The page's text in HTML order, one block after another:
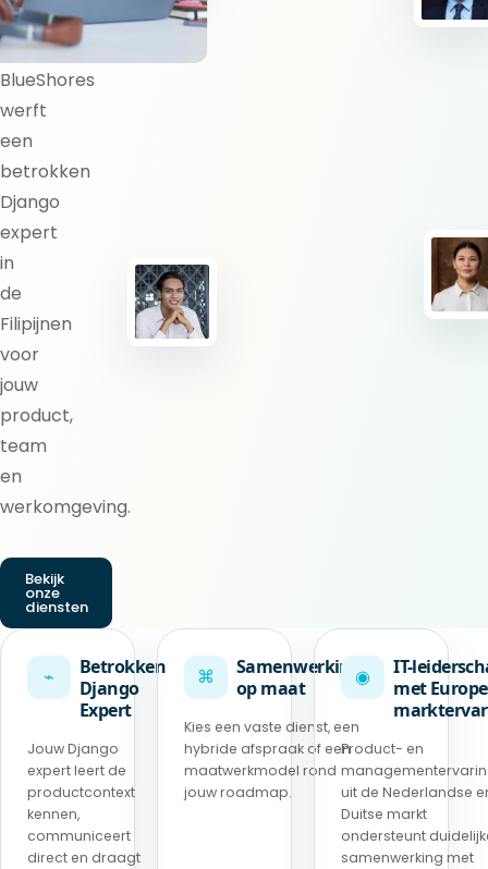
expert?
BlueShores
werft
een
betrokken
Django
expert
in
de
Filipijnen
voor
jouw
product,
team
en
werkomgeving.
Bekijk
onze
diensten
⌁
Betrokken
Django
Expert
Jouw Django
expert leert de
productcontext
kennen,
communiceert
direct en draagt
⌘
Samenwerking
op maat
Kies een vaste dienst, een
hybride afspraak of een
maatwerkmodel rond
jouw roadmap.
◉
IT-
met
Product- en
uit de Nederlandse
Duitse markt
ondersteunt
samenwerking met